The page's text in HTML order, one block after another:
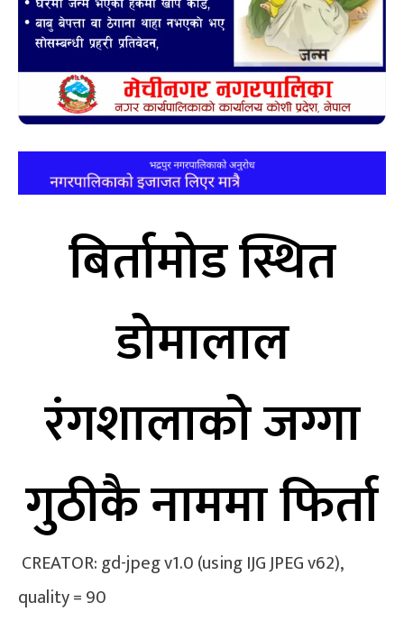
बिर्तामोड स्थित
डोमालाल
रंगशालाको जग्गा
गुठीकै नाममा फिर्ता
CREATOR: gd-jpeg v1.0 (using IJG JPEG v62),
quality = 90